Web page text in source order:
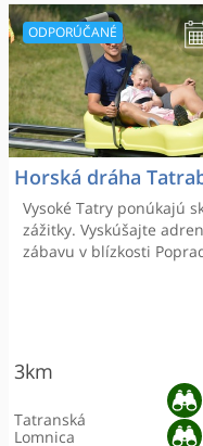
Horská dráha
Vysoké Tatry ponúkajú
zážitky. Vyskúšajte
zábavu v blízkosti
3km
ODPORÚČANÉ
Tatranská
Lomnica